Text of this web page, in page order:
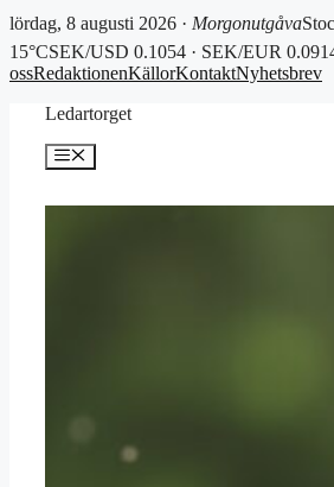
lördag, 8 augusti 2026 · Morgonutgåva
15°CSEK/USD 0.1054 · SEK/EUR
ossRedaktionenKällorKontaktNyhetsbrev
Ledartorget
Meny